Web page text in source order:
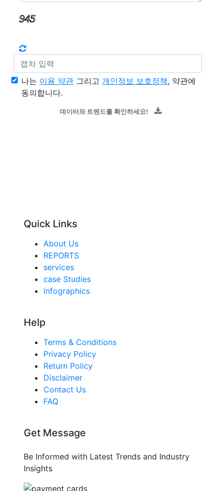
나는 이용 약관 그리고 개인정보 보호정책, 약관에
동의합니다.
데이터와 트렌드를 확인하세요!
Quick Links
About Us
REPORTS
services
case Studies
infographics
Help
Terms & Conditions
Privacy Policy
Return Policy
Disclaimer
Contact Us
FAQ
Get Message
Be Informed with Latest Trends and Industry
Insights